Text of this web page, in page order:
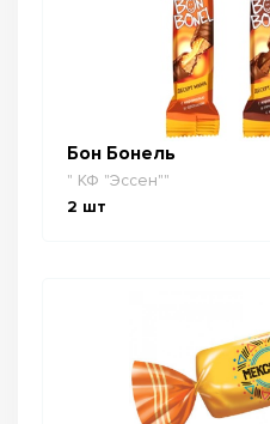
Бон Бонель
" КФ "Эссен""
2 шт